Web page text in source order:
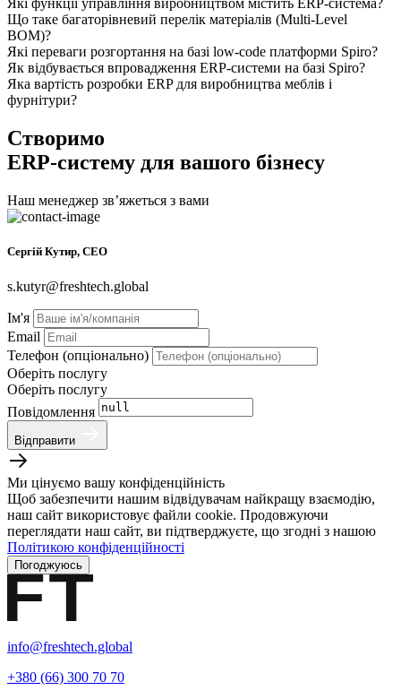
Які функції управління виробництвом містить ERP-система?
Що таке багаторівневий перелік матеріалів (Multi-Level
BOM)?
Які переваги розгортання на базі low-code платформи Spiro?
Як відбувається впровадження ERP-системи на базі Spiro?
Яка вартість розробки ERP для виробництва меблів і
фурнітури?
Створимо
ERP-систему для вашого бізнесу
Наш менеджер звʼяжеться з вами
Сергій Кутир, CEO
s.kutyr@freshtech.global
Ім'я
Email
Телефон (опціонально)
Оберіть послугу
Оберіть послугу
Повідомлення
Відправити
Ми цінуємо вашу конфіденційність
Щоб забезпечити нашим відвідувачам найкращу взаємодію,
наш сайт використовує файли cookie. Продовжуючи
переглядати наш сайт, ви підтверджуєте, що згодні з нашою
Політикою конфіденційності
Погоджуюсь
info@freshtech.global
+380 (66) 300 70 70